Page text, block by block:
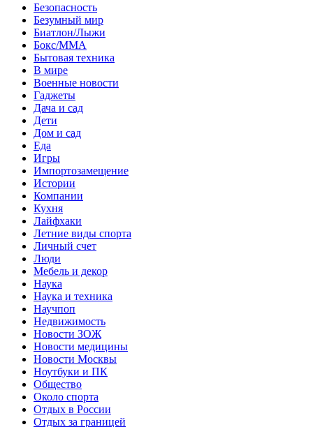
Безопасность
Безумный мир
Биатлон/Лыжи
Бокс/MMA
Бытовая техника
В мире
Военные новости
Гаджеты
Дача и сад
Дети
Дом и сад
Еда
Игры
Импортозамещение
Истории
Компании
Кухня
Лайфхаки
Летние виды спорта
Личный счет
Люди
Мебель и декор
Наука
Наука и техника
Научпоп
Недвижимость
Новости ЗОЖ
Новости медицины
Новости Москвы
Ноутбуки и ПК
Общество
Около спорта
Отдых в России
Отдых за границей